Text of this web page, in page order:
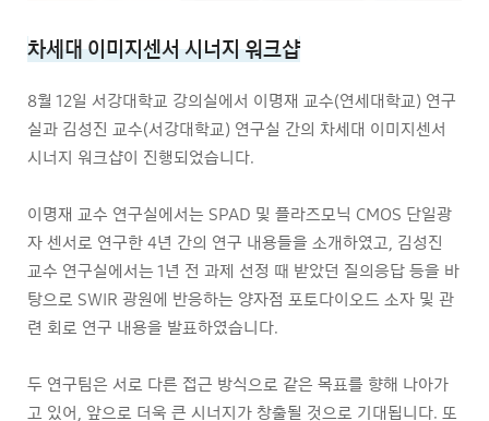
차세대 이미지센서 시너지 워크샵
8월 12일 서강대학교 강의실에서 이명재 교수(연세대학교) 연구
실과 김성진 교수(서강대학교) 연구실 간의 차세대 이미지센서
시너지 워크샵이 진행되었습니다.
이명재 교수 연구실에서는 SPAD 및 플라즈모닉 CMOS 단일광
자 센서로 연구한 4년 간의 연구 내용들을 소개하였고, 김성진
교수 연구실에서는 1년 전 과제 선정 때 받았던 질의응답 등을 바
탕으로 SWIR 광원에 반응하는 양자점 포토다이오드 소자 및 관
련 회로 연구 내용을 발표하였습니다.
두 연구팀은 서로 다른 접근 방식으로 같은 목표를 향해 나아가
고 있어, 앞으로 더욱 큰 시너지가 창출될 것으로 기대됩니다. 또